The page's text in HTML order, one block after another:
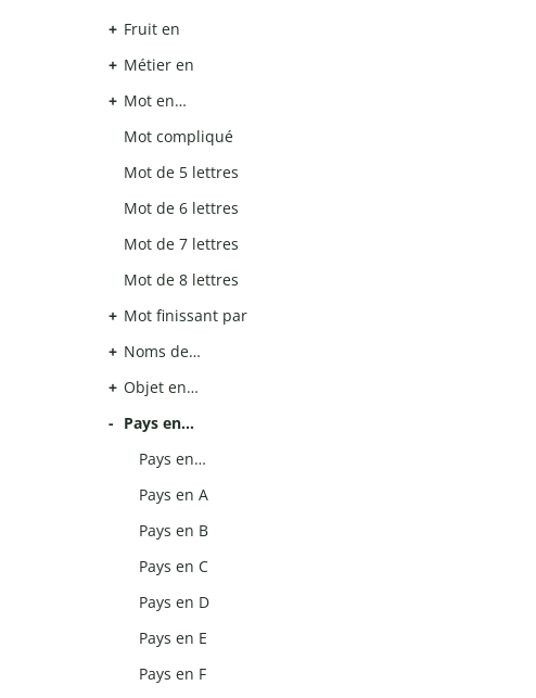
Fruit en
Métier en
Mot en…
Mot compliqué
Mot de 5 lettres
Mot de 6 lettres
Mot de 7 lettres
Mot de 8 lettres
Mot finissant par
Noms de…
Objet en…
Pays en…
Pays en…
Pays en A
Pays en B
Pays en C
Pays en D
Pays en E
Pays en F